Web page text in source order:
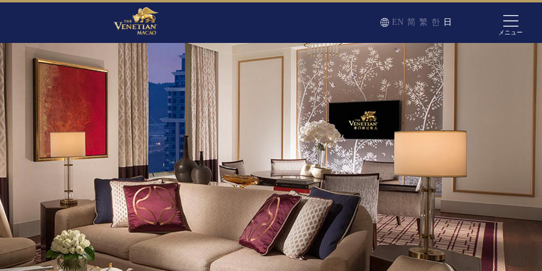
EN 简 繁 한 日
メニュー